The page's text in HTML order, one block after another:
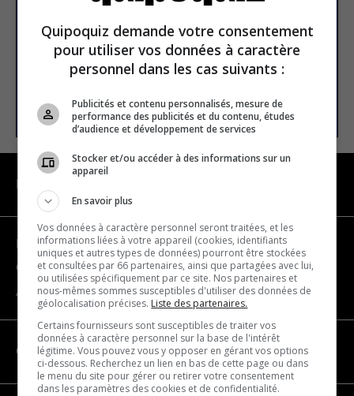
Email address
SUBSCRIBE
Become a partner
Contact us
About us
CATEGORIES
Quipoquiz demande votre consentement
pour utiliser vos données à caractère
personnel dans les cas suivants :
Publicités et contenu personnalisés, mesure de
performance des publicités et du contenu, études
d’audience et développement de services
Stocker et/ou accéder à des informations sur un
appareil
En savoir plus
Vos données à caractère personnel seront traitées, et les
informations liées à votre appareil (cookies, identifiants
uniques et autres types de données) pourront être stockées
et consultées par 66 partenaires, ainsi que partagées avec lui,
ou utilisées spécifiquement par ce site. Nos partenaires et
nous-mêmes sommes susceptibles d'utiliser des données de
géolocalisation précises. Liste des partenaires.
Certains fournisseurs sont susceptibles de traiter vos
données à caractère personnel sur la base de l'intérêt
légitime. Vous pouvez vous y opposer en gérant vos options
ci-dessous. Recherchez un lien en bas de cette page ou dans
le menu du site pour gérer ou retirer votre consentement
dans les paramètres des cookies et de confidentialité.